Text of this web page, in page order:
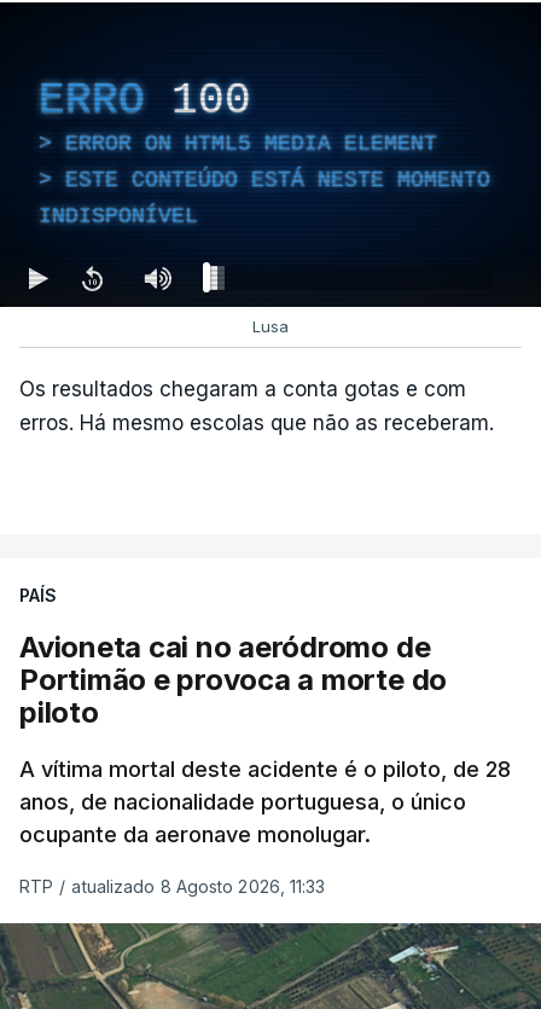
ERRO 100
ERROR ON HTML5 MEDIA ELEMENT
ESTE CONTEÚDO ESTÁ NESTE MOMENTO
INDISPONÍVEL
Lusa
Os resultados chegaram a conta gotas e com
erros. Há mesmo escolas que não as receberam.
PAÍS
Avioneta cai no aeródromo de
Portimão e provoca a morte do
piloto
A vítima mortal deste acidente é o piloto, de 28
anos, de nacionalidade portuguesa, o único
ocupante da aeronave monolugar.
RTP / atualizado 8 Agosto 2026, 11:33